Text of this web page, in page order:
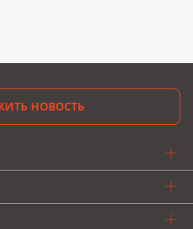
НОВОСТЬ